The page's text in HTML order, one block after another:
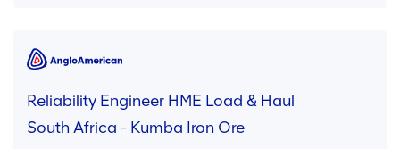
Reliability Engineer HME Load & Haul
South Africa - Kumba Iron Ore